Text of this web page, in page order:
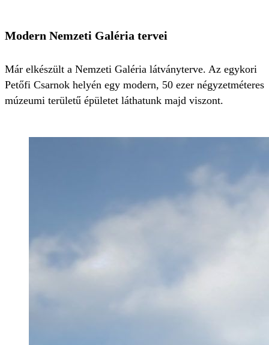
Modern Nemzeti Galéria tervei
Már elkészült a Nemzeti Galéria látványterve. Az egykori
Petőfi Csarnok helyén egy modern, 50 ezer négyzetméteres
múzeumi területű épületet láthatunk majd viszont.